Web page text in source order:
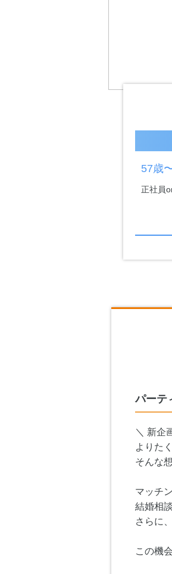
57歳
正社員
パーテ
＼ 新企
よりた
そんな
マッチ
結婚相
さらに
この機